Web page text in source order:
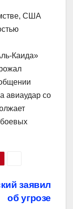
США
Каида»
авиаудар со
заявил
об угрозе